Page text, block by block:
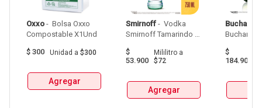
Oxxo - Bolsa Oxxo
$ 300 Unidad a $300
Agregar
Smirnoff - Vodka
Smirnoff Tamarindo
$
53.900
Mililitroa
$72
Agregar
$
184.900